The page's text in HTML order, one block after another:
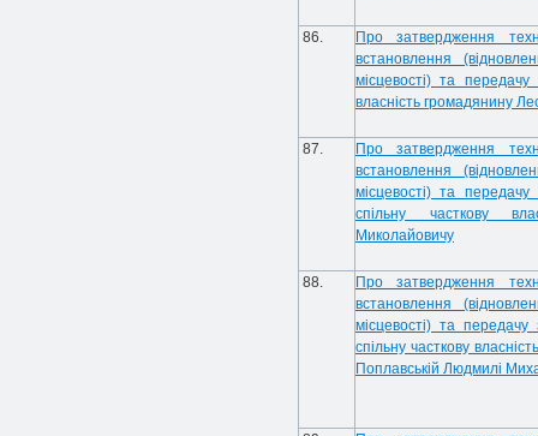
86.
Про затвердження
встановлення
місцевості) та передачу
власність громадянину
87.
Про затвердження
встановлення
місцевості) та передачу
спільну часткову
Миколайовичу
88.
Про затвердження
встановлення
місцевості) та передачу
спільну часткову
Поплавській Людмилі